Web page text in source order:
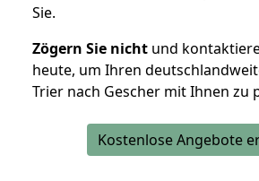
Sie.
Zögern Sie nicht und
heute, um Ihren
Trier nach Gescher mit Ihnen zu
Kostenlose Angebote